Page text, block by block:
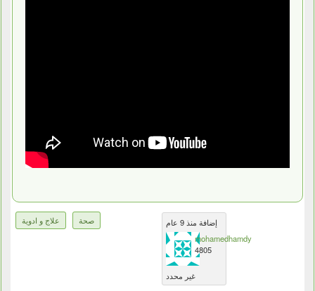
صحة علاج و ادوية
إضافة منذ 9 عام
mohamedhamdy
4805
غير محدد